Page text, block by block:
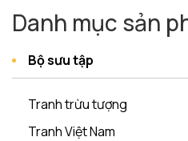
Danh mục sản
Bộ sưu tập
Tranh trừu tượng
Tranh Việt Nam